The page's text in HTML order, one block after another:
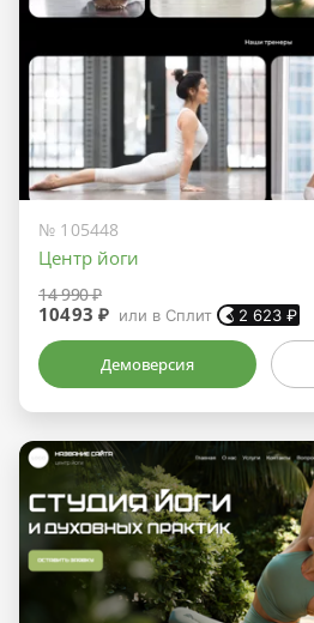
№ 105448
Центр йоги
14 990 ₽
10493 ₽ или в Сплит 2 623 ₽
Демоверсия